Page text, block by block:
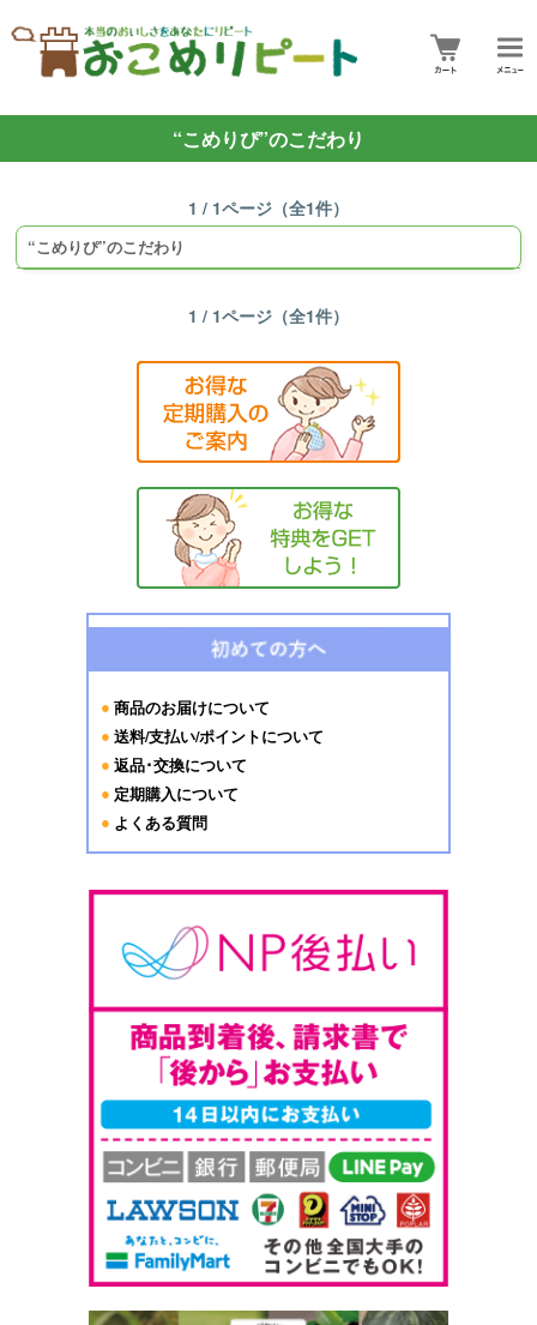
“こめりぴ”のこだわり
1 / 1ページ（全1件）
“こめりぴ”のこだわり
1 / 1ページ（全1件）
商品のお届けについて
送料/支払い/ポイントについて
返品･交換について
定期購入について
よくある質問